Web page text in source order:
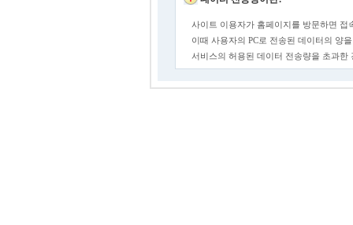
사이트 이용자가 홈페이지를 방문하면 접
이때 사용자의 PC로 전송된 데이터의 양
서비스의 허용된 데이터 전송량을 초과